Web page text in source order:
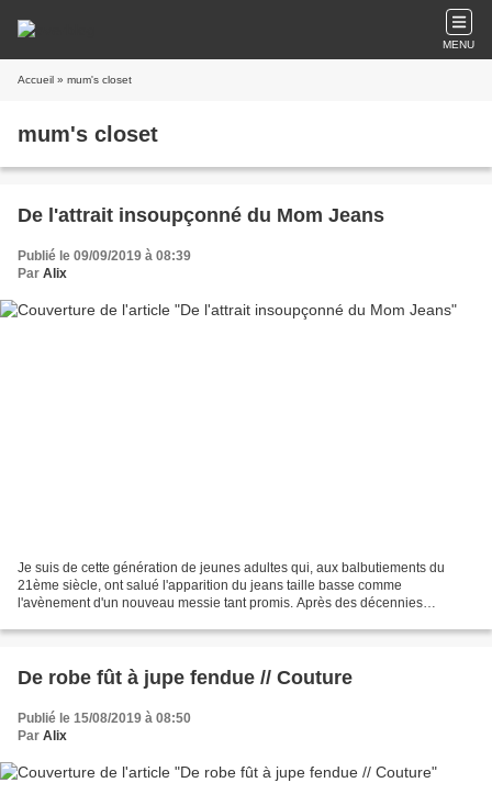
MENU
Accueil » mum's closet
mum's closet
De l'attrait insoupçonné du Mom Jeans
Publié le 09/09/2019 à 08:39
Par Alix
Je suis de cette génération de jeunes adultes qui, aux balbutiements du
21ème siècle, ont salué l'apparition du jeans taille basse comme
l'avènement d'un nouveau messie tant promis. Après des décennies
De robe fût à jupe fendue // Couture
Publié le 15/08/2019 à 08:50
Par Alix